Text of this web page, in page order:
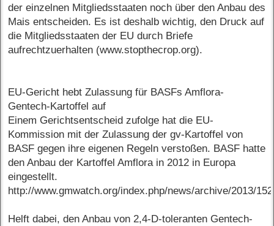
der einzelnen Mitgliedsstaaten noch über den Anbau des
Mais entscheiden. Es ist deshalb wichtig, den Druck auf
die Mitgliedsstaaten der EU durch Briefe
aufrechtzuerhalten (www.stopthecrop.org).
EU-Gericht hebt Zulassung für BASFs Amflora-
Gentech-Kartoffel auf
Einem Gerichtsentscheid zufolge hat die EU-
Kommission mit der Zulassung der gv-Kartoffel von
BASF gegen ihre eigenen Regeln verstoßen. BASF hatte
den Anbau der Kartoffel Amflora in 2012 in Europa
eingestellt.
http://www.gmwatch.org/index.php/news/archive/2013/
Helft dabei, den Anbau von 2,4-D-toleranten Gentech-